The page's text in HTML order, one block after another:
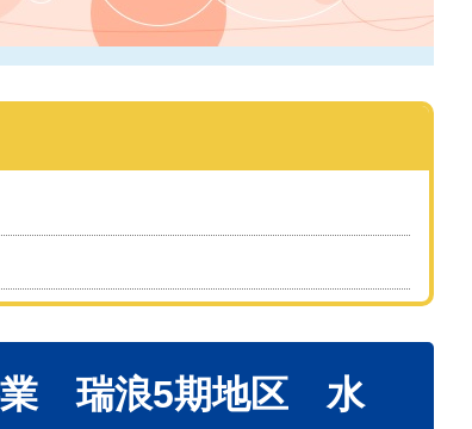
業 瑞浪5期地区 水